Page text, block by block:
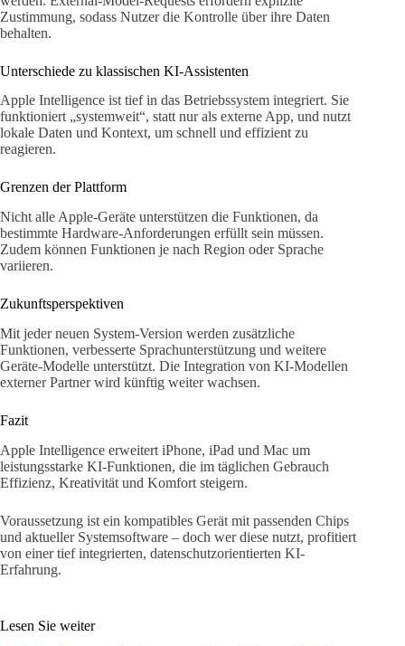
Zustimmung, sodass Nutzer die Kontrolle über ihre Daten
behalten.
Unterschiede zu klassischen KI-Assistenten
Apple Intelligence ist tief in das Betriebssystem integriert. Sie
funktioniert „systemweit“, statt nur als externe App, und nutzt
lokale Daten und Kontext, um schnell und effizient zu
reagieren.
Grenzen der Plattform
Nicht alle Apple-Geräte unterstützen die Funktionen, da
bestimmte Hardware-Anforderungen erfüllt sein müssen.
Zudem können Funktionen je nach Region oder Sprache
variieren.
Zukunftsperspektiven
Mit jeder neuen System-Version werden zusätzliche
Funktionen, verbesserte Sprachunterstützung und weitere
Geräte-Modelle unterstützt. Die Integration von KI-Modellen
externer Partner wird künftig weiter wachsen.
Fazit
Apple Intelligence erweitert iPhone, iPad und Mac um
leistungsstarke KI-Funktionen, die im täglichen Gebrauch
Effizienz, Kreativität und Komfort steigern.
Voraussetzung ist ein kompatibles Gerät mit passenden Chips
und aktueller Systemsoftware – doch wer diese nutzt, profitiert
von einer tief integrierten, datenschutzorientierten KI-
Erfahrung.
Lesen Sie weiter